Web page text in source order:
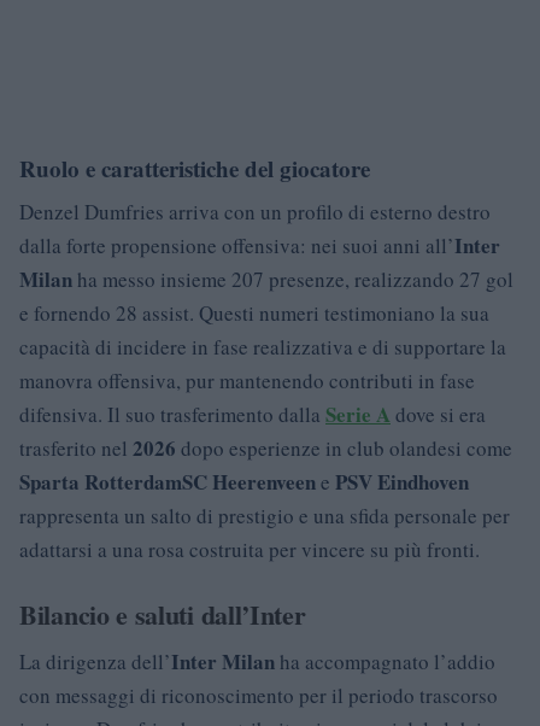
Ruolo e caratteristiche del giocatore
Denzel Dumfries arriva con un profilo di esterno destro
dalla forte propensione offensiva: nei suoi anni all’Inter
Milan ha messo insieme 207 presenze, realizzando 27 gol
e fornendo 28 assist. Questi numeri testimoniano la sua
capacità di incidere in fase realizzativa e di supportare la
manovra offensiva, pur mantenendo contributi in fase
difensiva. Il suo trasferimento dalla Serie A dove si era
trasferito nel 2026 dopo esperienze in club olandesi come
Sparta RotterdamSC Heerenveene PSV Eindhoven
rappresenta un salto di prestigio e una sfida personale per
adattarsi a una rosa costruita per vincere su più fronti.
Bilancio e saluti dall’Inter
La dirigenza dell’Inter Milan ha accompagnato l’addio
con messaggi di riconoscimento per il periodo trascorso